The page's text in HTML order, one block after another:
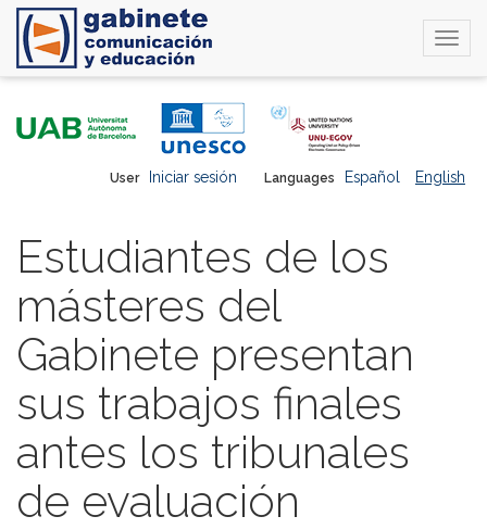
Languages Español English
User Iniciar sesión
Estudiantes de los
másteres del
Gabinete presentan
sus trabajos finales
antes los tribunales
de evaluación